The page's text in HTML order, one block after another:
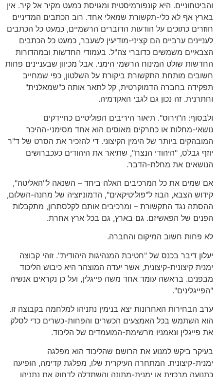
והביטחוניים. היא קונפורמיסטית ומגויסת כמעט מקיר אל קיר. אין
בארץ אף לא כלי-תקשורת שמאלי אחד. רוב הכתבים המדיניים
חוזרים כתוכים על הודעות הדוברים הרשמיים, כמעט כל הכתבים
לעניינים ערביים הם קציני-מודיעין לשעבר, כמעט כל הכתבים
הצבאיים משמשים כדוברי צה"ל. בעמודי החדשות ובמהדורות
החדשות שולט המינוח הרשמי הימני. אבל מכיוון שבעניינים פחות
חשובים מותחת התקשורת ביקורת על השלטון, כפי שמחייב
תפקידה בחברה הדמוקרטית, קל לתאר אותה כ"שמאלנית"
וחתרנית. זה נכון גם לגבי האקדמיה.
ולבסוף: ה"וירוס". תיאור היריבים הפוליטיים כחיידקים
נושאי-מחלות או כחרקים מאוסים הוא אחד מסימני-ההיכר
המובהקים ביותר של הימין הקיצוני. די להזכיר את הסרט של ד"ר
יוזף גבלס, "היהודי הנצח", שתיאר את היהודים כעכברושים
הנושאים את מחלת-הדבר.
אם שמים את כל המרכיבים האלה ביחד – השנאה ל"האליטה",
קידוש הצבא, הבוז ל"פוליטיקאים", הדמוניזציה של מחנה-השלום,
ההסתה נגד התקשורת – ומרכיבים אותם לקלסתרון, מתקבלות
הפנים של הפאשיזם. גם בארץ, גם בכל ארץ אחרת.
לא פחות חשוב המיקום והחברה.
יעלון דיבר בכנס של "חטיבת המנהיגות היהודית". זוהי קבוצה
ימנית קיצונית-קיצונית, אשר יעדה המוצהר היא כיבוש הליכוד
מבפנים. בראשה עומד אחד משה פייגלין, ועל כן נקראים אנשיה
"הפייגלינים".
ערב הבחירות האחרונות יצא בנימין נתניהו למלחמה בקבוצה זו.
הוא השתמש בכל האמצעים הכשרים והפחות-כשרים כדי לסלק
את פייגלין ונאמניו מרשימת-המועמדים של הליכוד.
בעיקר ביקש למנוע את הרושם שהליכוד הוא מפלגה
ימנית-קיצונית. המתחרה העיקרית שלו, מפלגת קדימה, הופיעה
כתנועה מרכזית או ימנית-מתונה והשתדלה לדחוק את נתניהו